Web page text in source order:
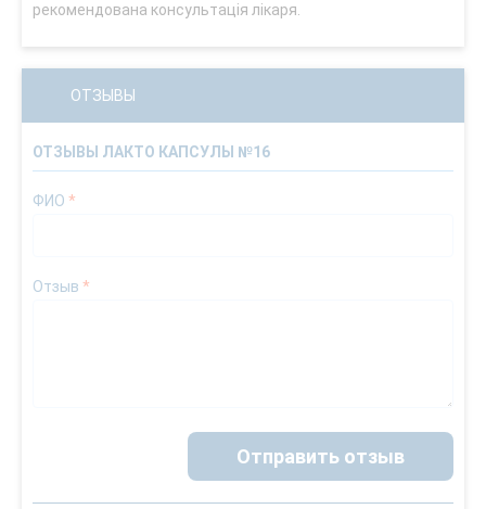
рекомендована консультація лікаря.
ОТЗЫВЫ
ОТЗЫВЫ ЛАКТО КАПСУЛЫ №16
ФИО *
Отзыв *
Отправить отзыв